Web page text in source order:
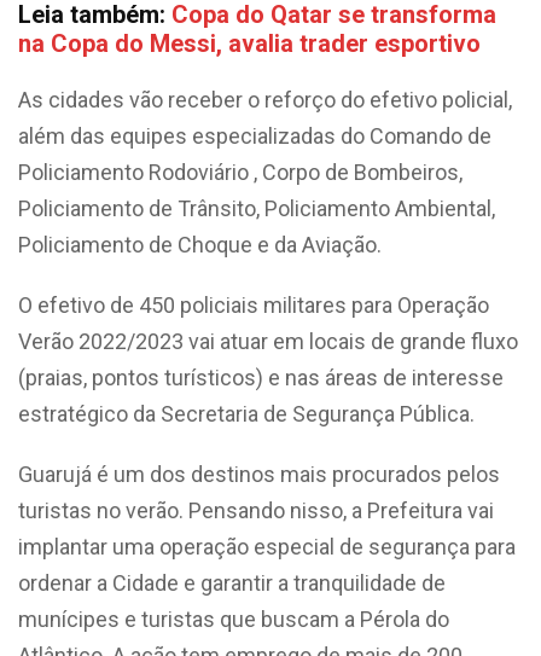
Leia também: Copa do Qatar se transforma
na Copa do Messi, avalia trader esportivo
As cidades vão receber o reforço do efetivo policial,
além das equipes especializadas do Comando de
Policiamento Rodoviário , Corpo de Bombeiros,
Policiamento de Trânsito, Policiamento Ambiental,
Policiamento de Choque e da Aviação.
O efetivo de 450 policiais militares para Operação
Verão 2022/2023 vai atuar em locais de grande fluxo
(praias, pontos turísticos) e nas áreas de interesse
estratégico da Secretaria de Segurança Pública.
Guarujá é um dos destinos mais procurados pelos
turistas no verão. Pensando nisso, a Prefeitura vai
implantar uma operação especial de segurança para
ordenar a Cidade e garantir a tranquilidade de
munícipes e turistas que buscam a Pérola do